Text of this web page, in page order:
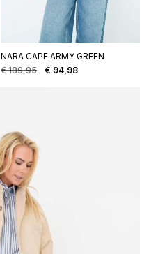
NARA CAPE ARMY GREEN
€189,95
Oorspronkelijke
€ 94,98
Huidige